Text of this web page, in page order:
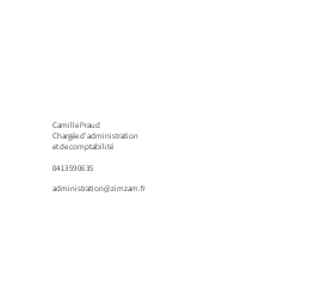
Camille Praud
Chargée d'administration
et de comptabilité
04 13 59 06 35
administration@zimzam.fr